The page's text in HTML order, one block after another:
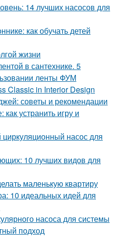
14 лучших насосов для
как обучать детей
жизни
в сантехнике. 5
ленты ФУМ
Classic in Interior Design
советы и рекомендации
устранить игру и
насос для
10 лучших видов для
маленькую квартиру
10 идеальных идей для
насоса для системы
подход